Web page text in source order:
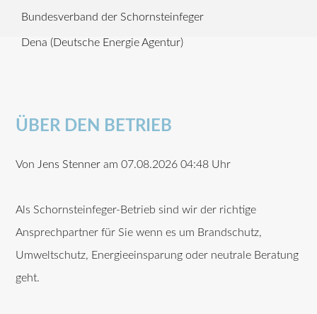
Bundesverband der Schornsteinfeger
Dena (Deutsche Energie Agentur)
ÜBER DEN BETRIEB
VonJens Stenner am 07.08.2026 04:48 Uhr
Als Schornsteinfeger-Betrieb sind wir der richtige
Ansprechpartner für Sie wenn es um Brandschutz,
Umweltschutz, Energieeinsparung oder neutrale Beratung
geht.